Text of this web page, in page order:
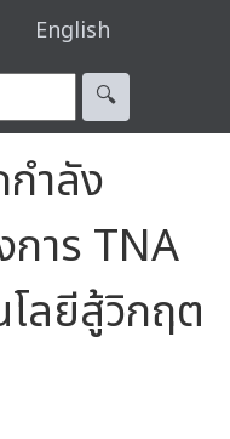
English
🔍︎
ำลัง
การ TNA
ลยีสู้วิกฤต